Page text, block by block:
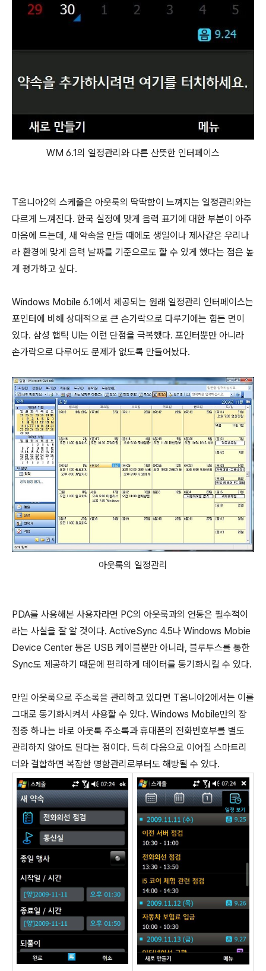
WM 6.1의 일정관리와 다른 산뜻한 인터페이스
T옴니아2의 스케줄은 아웃룩의 딱딱함이 느껴지는 일정관리와는
다르게 느껴진다. 한국 실정에 맞게 음력 표기에 대한 부분이 아주
마음에 드는데, 새 약속을 만들 때에도 생일이나 제사같은 우리나
라 환경에 맞게 음력 날짜를 기준으로도 할 수 있게 했다는 점은 높
게 평가하고 싶다.
Windows Mobile 6.1에서 제공되는 원래 일정관리 인터페이스는
포인터에 비해 상대적으로 큰 손가락으로 다루기에는 힘든 면이
있다. 삼성 햅틱 UI는 이런 단점을 극복했다. 포인터뿐만 아니라
손가락으로 다루어도 문제가 없도록 만들어놨다.
아웃룩의 일정관리
PDA를 사용해본 사용자라면 PC의 아웃룩과의 연동은 필수적이
라는 사실을 잘 알 것이다. ActiveSync 4.5나 Windows Mobie
Device Center 등은 USB 케이블뿐만 아니라, 블루투스를 통한
Sync도 제공하기 때문에 편리하게 데이터를 동기화시킬 수 있다.
만일 아웃룩으로 주소록을 관리하고 있다면 T옴니아2에서는 이를
그대로 동기화시켜서 사용할 수 있다. Windows Mobile만의 장
점중 하나는 바로 아웃룩 주소록과 휴대폰의 전화번호부를 별도
관리하지 않아도 된다는 점이다. 특히 다음으로 이어질 스마트리
더와 결합하면 복잡한 명함관리로부터도 해방될 수 있다.